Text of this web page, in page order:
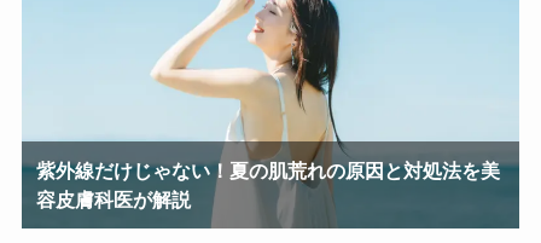
紫外線だけじゃない！夏の肌荒れの原因と対処法を美
容皮膚科医が解説